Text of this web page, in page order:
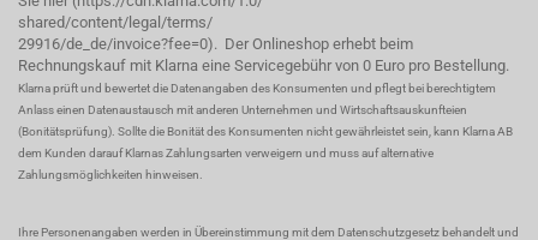
shared/content/legal/terms/
29916/de_de/invoice?fee=0). Der Onlineshop erhebt beim
Rechnungskauf mit Klarna eine Servicegebühr von 0 Euro pro Bestellung.
Klarna prüft und bewertet die Datenangaben des Konsumenten und pflegt bei berechtigtem
Anlass einen Datenaustausch mit anderen Unternehmen und Wirtschaftsauskunfteien
(Bonitätsprüfung). Sollte die Bonität des Konsumenten nicht gewährleistet sein, kann Klarna AB
dem Kunden darauf Klarnas Zahlungsarten verweigern und muss auf alternative
Zahlungsmöglichkeiten hinweisen.
Ihre Personenangaben werden in Übereinstimmung mit dem Datenschutzgesetz behandelt und